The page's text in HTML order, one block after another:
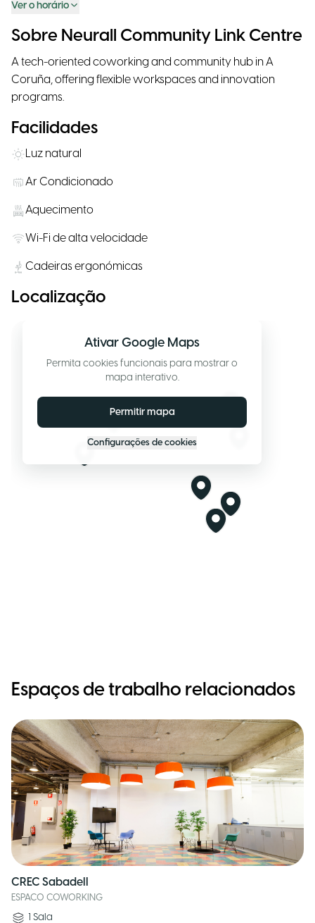
Ver o horário
Sobre Neurall Community Link Centre
A tech-oriented coworking and community hub in A
Coruña, offering flexible workspaces and innovation
programs.
Facilidades
Luz natural
Ar Condicionado
Aquecimento
Wi-Fi de alta velocidade
Cadeiras ergonómicas
Localização
Ativar Google Maps
Permita cookies funcionais para mostrar o
mapa interativo.
Permitir mapa
Configurações de cookies
Espaços de trabalho relacionados
CREC Sabadell
ESPACO COWORKING
1 Sala